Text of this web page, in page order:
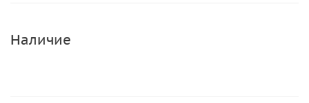
Наличие